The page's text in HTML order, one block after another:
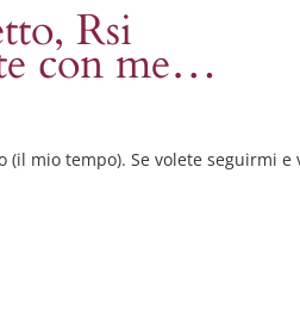
Rsi
con me…
(il mio tempo). Se volete seguirmi e